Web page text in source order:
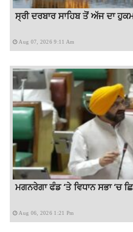
ਸ੍ਰੀ ਦਰਬਾਰ ਸਾਹਿਬ ਤੋਂ ਅੱਜ ਦਾ
Aug 07, 2026 9:11 Am
ਮਗਨਰੇਗਾ ਫੰਡ ‘ਤੇ ਵਿਧਾਨ ਸਭਾ ‘ਚ
Aug 06, 2026 1:21 Pm